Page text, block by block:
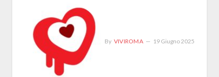
By VIVIROMA 19 Giugno 2025